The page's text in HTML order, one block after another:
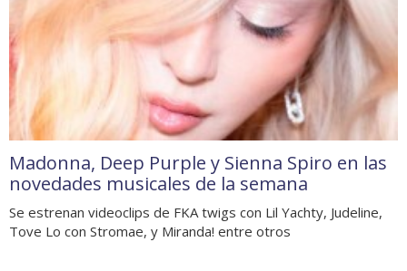
Madonna, Deep Purple y Sienna Spiro en las
novedades musicales de la semana
Se estrenan videoclips de FKA twigs con Lil Yachty, Judeline,
Tove Lo con Stromae, y Miranda! entre otros